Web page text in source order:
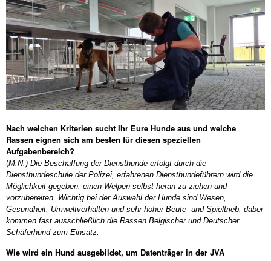
Nach welchen Kriterien sucht Ihr Eure Hunde aus und welche
Rassen eignen sich am besten für diesen speziellen
Aufgabenbereich?
(M.N.) Die Beschaffung der Diensthunde erfolgt durch die
Diensthundeschule der Polizei, erfahrenen Diensthundeführern wird die
Möglichkeit gegeben, einen Welpen selbst heran zu ziehen und
vorzubereiten. Wichtig bei der Auswahl der Hunde sind Wesen,
Gesundheit, Umweltverhalten und sehr hoher Beute- und Spieltrieb, dabei
kommen fast ausschließlich die Rassen Belgischer und Deutscher
Schäferhund zum Einsatz.
Wie wird ein Hund ausgebildet, um Datenträger in der JVA